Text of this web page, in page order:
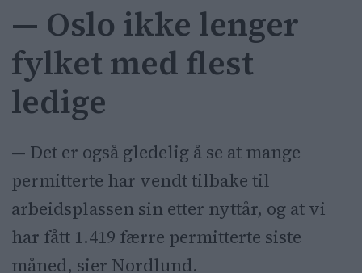
— Oslo ikke lenger
fylket med flest
ledige
— Det er også gledelig å se at mange
permitterte har vendt tilbake til
arbeidsplassen sin etter nyttår, og at vi
har fått 1.419 færre permitterte siste
måned, sier Nordlund.